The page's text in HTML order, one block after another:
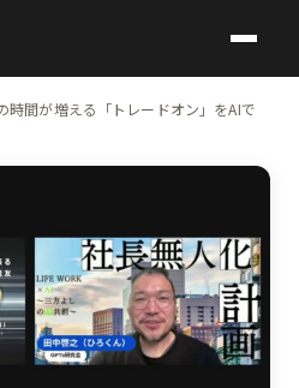
時間が増える「トレードオン」をAIで